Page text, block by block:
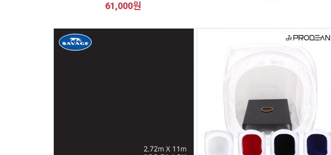
61,000원